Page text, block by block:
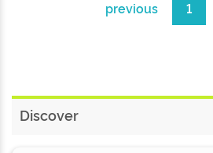
previous 1
Discover